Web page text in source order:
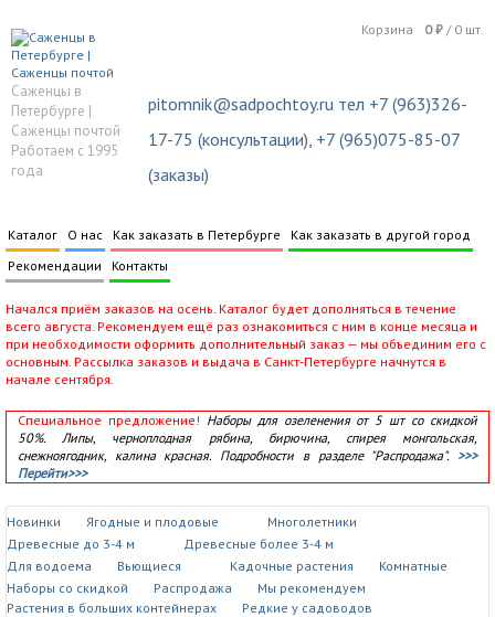
Саженцы в
Петербурге |
Саженцы почтой
Работаем с 1995
года
Корзина 0₽ / 0 шт.
pitomnik@sadpochtoy.ru тел +7 (963)326-
17-75 (консультации), +7 (965)075-85-07
(заказы)
Каталог О нас Как заказать в Петербурге
Как заказать в другой город
Рекомендации
Контакты
Начался приём заказов на осень. Каталог будет дополняться в течение
всего августа. Рекомендуем ещё раз ознакомиться с ним в конце месяца и
при необходимости оформить дополнительный заказ — мы объединим его с
основным. Рассылка заказов и выдача в Санкт‑Петербурге начнутся в
начале сентября.
Специальное предложение! Наборы для озеленения от 5 шт со скидкой
50%. Липы, черноплодная рябина, бирючина, спирея монгольская,
снежноягодник, калина красная. Подробности в разделе "Распродажа". >>>
Перейти>>>
Новинки Ягодные и плодовые
Многолетники
Древесные до 3-4 м
Древесные более 3-4 м
Для водоема
Вьющиеся Кадочные растения
Комнатные
Наборы со скидкой
Распродажа
Мы рекомендуем
Растения в больших контейнерах
Редкие у садоводов